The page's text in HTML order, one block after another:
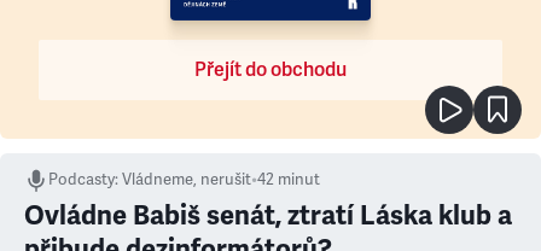
Přejít do obchodu
Podcasty:Vládneme, nerušit•42 minut
Ovládne Babiš senát, ztratí Láska klub a